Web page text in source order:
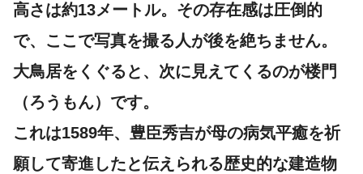
高さは約13メートル。その存在感は圧倒的
で、ここで写真を撮る人が後を絶ちません。
大鳥居をくぐると、次に見えてくるのが楼門
（ろうもん） です。
これは1589年、豊臣秀吉が母の病気平癒を祈
願して寄進したと伝えられる歴史的な建造物